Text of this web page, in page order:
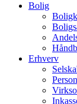
Bolig
Erhverv